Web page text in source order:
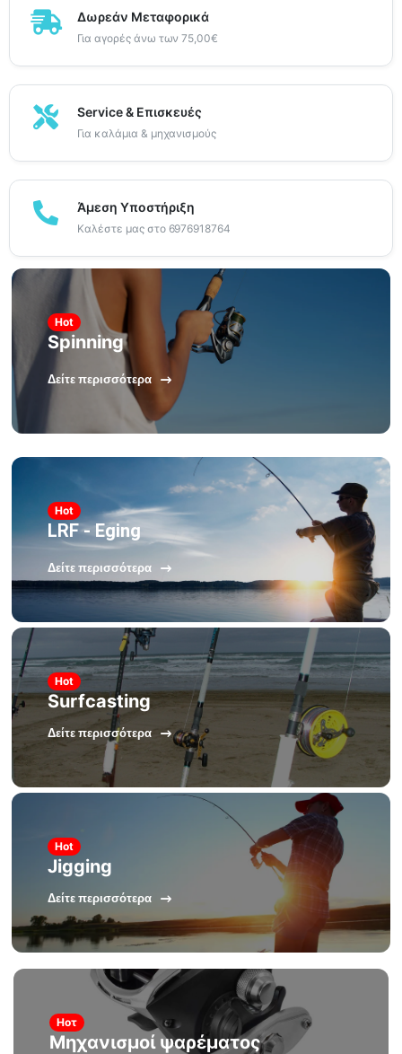
Δωρεάν Μεταφορικά
Για αγορές άνω των 75,00€
Service & Επισκευές
Για καλάμια & μηχανισμούς
Άμεση Υποστήριξη
Καλέστε μας στο 6976918764
Hot
Spinning
Δείτε περισσότερα
Hot
LRF - Eging
Δείτε περισσότερα
Hot
Surfcasting
Δείτε περισσότερα
Hot
Jigging
Δείτε περισσότερα
Ηοτ
Μηχανισμοί ψαρέματος